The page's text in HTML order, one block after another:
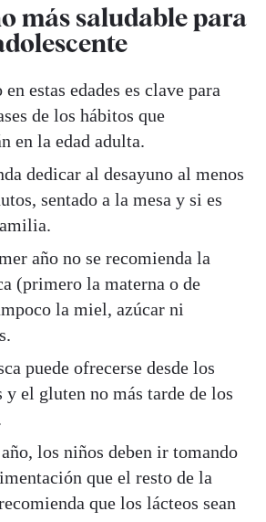
más saludable para
estas edades es clave para
de los hábitos que
en la edad adulta.
dedicar al desayuno al menos
sentado a la mesa y si es
año no se recomienda la
(primero la materna o de
la miel, azúcar ni
puede ofrecerse desde los
y el gluten no más tarde de los
los niños deben ir tomando
que el resto de la
que los lácteos sean